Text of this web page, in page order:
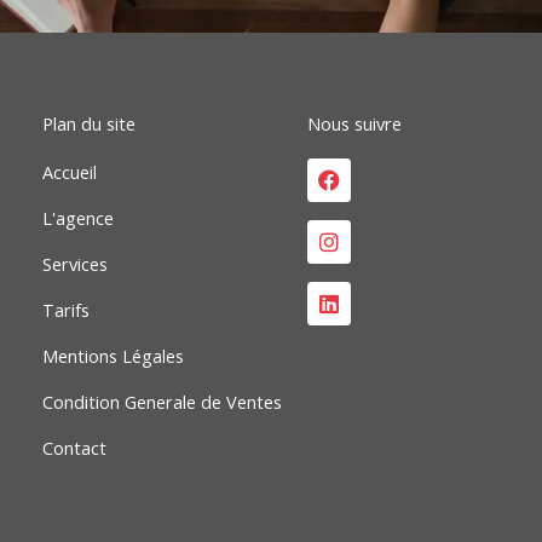
o
d
i
g
r
Plan du site
Accueil
L'agence
Services
Tarifs
Mentions Légales
Condition Generale de Ventes
Contact
Nous suivre
Facebook
Instagram
Linkedin